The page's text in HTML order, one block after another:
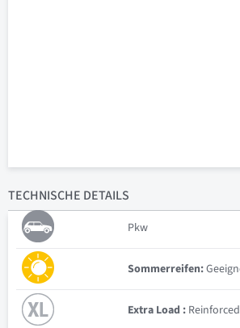
TECHNISCHE DETAILS
Pkw
Sommerreifen:
Extra Load :